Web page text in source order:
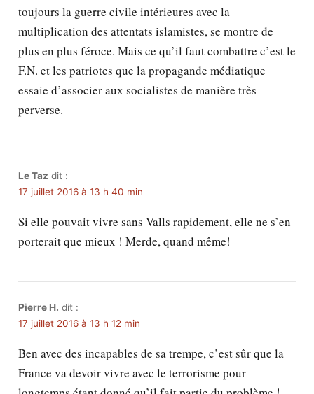
toujours la guerre civile intérieures avec la
multiplication des attentats islamistes, se montre de
plus en plus féroce. Mais ce qu’il faut combattre c’est le
F.N. et les patriotes que la propagande médiatique
essaie d’associer aux socialistes de manière très
perverse.
Le Taz dit :
17 juillet 2016 à 13 h 40 min
Si elle pouvait vivre sans Valls rapidement, elle ne s’en
porterait que mieux ! Merde, quand même!
Pierre H. dit :
17 juillet 2016 à 13 h 12 min
Ben avec des incapables de sa trempe, c’est sûr que la
France va devoir vivre avec le terrorisme pour